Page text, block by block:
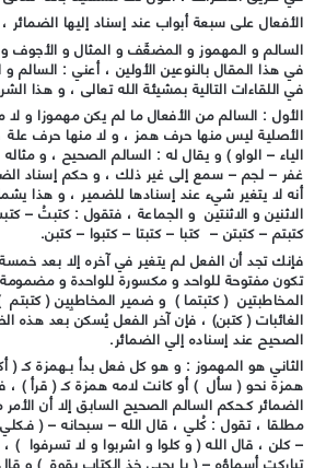
الأفعال على سبعة أبواب عند إسناد إليها الضمائر
السالم و المهموز و المضعَّف و المثال و
في هذا المقال بالنوعين الأولين ، أعني : السالم
في اللقاءات التالية بمشيئة الله تعالى ، و هذا
الأول : السالم من الأفعال ما لم يكن مهموزا و
الأصلية ليس منها حرف همز ، و لا منها حرف علة
الياء – الواو ) و يقال له : السالم الصحيح ،
غفر – لجم – سمع إلى غير ذلك ، و حكم إسناد
أنه لا يتغير شيء عند إسنادها للضمير ، و هذا
الاثنين و الاثنتين و الجماعة ، فتقول : كتبتُ –
كتبتم – كتبتن – كتبا – كتبتا – كتبوا – كتبن.
فإنك تجد أن الفعل لم يتغير في آخره إلا بعد
تكون مفتوحة للواحد و مكسورة للواحدة و
المخاطبتين ( كتبتما ) و ضمير المخاطبِين (
الغائبات ( كتبن) ، فإن آخر الفعل يُسكن بعد هذه
الصحيح عند إسناده إلي الضمائر.
الثاني هو المهموز : و هو كل فعل بدأ بـهمزة كـ (
همزة نحو ( سأل ) أو كانت لامه همزة كـ ( قرأ ) ،
الضمائر كـحكم السالم الصحيح السابق إلا أن
مطلقا ، تقول : كُلي ، قال الله – سبحانه – (
– كلن ، قال الله ( و كلوا و اشربوا و لا تسرفوا )